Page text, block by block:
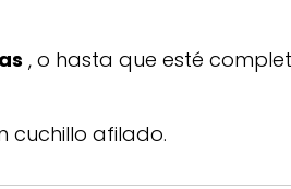
, o hasta que esté
cuchillo afilado.